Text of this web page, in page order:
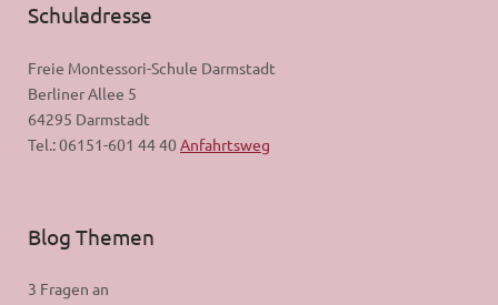
Schuladresse
Freie Montessori-Schule Darmstadt
Berliner Allee 5
64295 Darmstadt
Tel.: 06151-601 44 40Anfahrtsweg
Blog Themen
3 Fragen an